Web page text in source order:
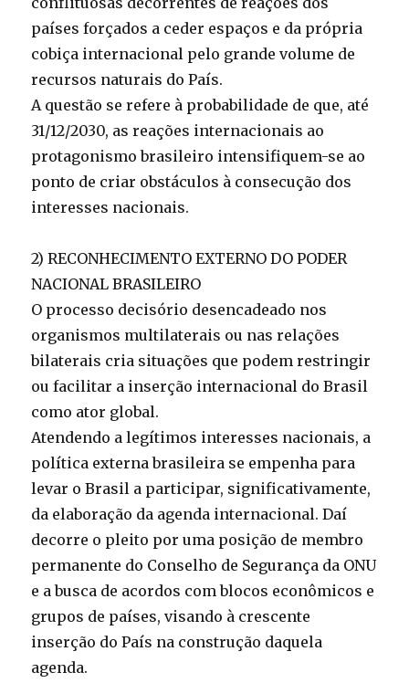
países forçados a ceder espaços e da própria
cobiça internacional pelo grande volume de
recursos naturais do País.
A questão se refere à probabilidade de que, até
31/12/2030, as reações internacionais ao
protagonismo brasileiro intensifiquem-se ao
ponto de criar obstáculos à consecução dos
interesses nacionais.
2) RECONHECIMENTO EXTERNO DO PODER
NACIONAL BRASILEIRO
O processo decisório desencadeado nos
organismos multilaterais ou nas relações
bilaterais cria situações que podem restringir
ou facilitar a inserção internacional do Brasil
como ator global.
Atendendo a legítimos interesses nacionais, a
política externa brasileira se empenha para
levar o Brasil a participar, significativamente,
da elaboração da agenda internacional. Daí
decorre o pleito por uma posição de membro
permanente do Conselho de Segurança da ONU
e a busca de acordos com blocos econômicos e
grupos de países, visando à crescente
inserção do País na construção daquela
agenda.